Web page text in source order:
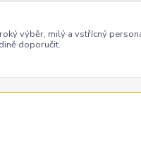
výběr, milý a vstřícný
doporučit.